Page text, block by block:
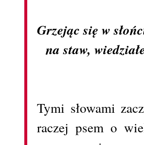
Grzejąc się w
na staw,
Tymi słowami
raczej psem o